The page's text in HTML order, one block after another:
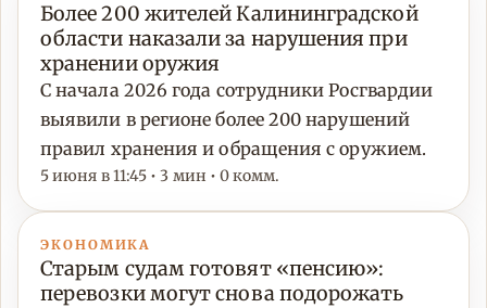
Более 200 жителей Калининградской
области наказали за нарушения при
хранении оружия
С начала 2026 года сотрудники Росгвардии
выявили в регионе более 200 нарушений
правил хранения и обращения с оружием.
5 июня в 11:45 • 3 мин • 0 комм.
ЭКОНОМИКА
Старым судам готовят «пенсию»:
перевозки могут снова подорожать